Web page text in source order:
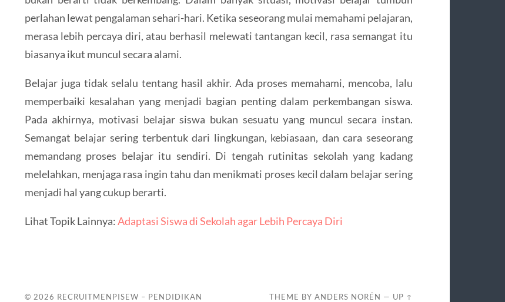
perlahan lewat pengalaman sehari-hari. Ketika seseorang mulai memahami pelajaran,
merasa lebih percaya diri, atau berhasil melewati tantangan kecil, rasa semangat itu
biasanya ikut muncul secara alami.
Belajar juga tidak selalu tentang hasil akhir. Ada proses memahami, mencoba, lalu
memperbaiki kesalahan yang menjadi bagian penting dalam perkembangan siswa.
Pada akhirnya, motivasi belajar siswa bukan sesuatu yang muncul secara instan.
Semangat belajar sering terbentuk dari lingkungan, kebiasaan, dan cara seseorang
memandang proses belajar itu sendiri. Di tengah rutinitas sekolah yang kadang
melelahkan, menjaga rasa ingin tahu dan menikmati proses kecil dalam belajar sering
menjadi hal yang cukup berarti.
Lihat Topik Lainnya:Adaptasi Siswa di Sekolah agar Lebih Percaya Diri
© 2026 RECRUITMENPISEW – PENDIDIKAN THEME BYANDERS NORÉN — UP ↑